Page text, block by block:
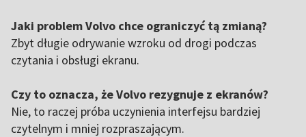
Jaki problem Volvo chce ograniczyć tą zmianą?
Zbyt długie odrywanie wzroku od drogi podczas
czytania i obsługi ekranu.
Czy to oznacza, że Volvo rezygnuje z ekranów?
Nie, to raczej próba uczynienia interfejsu bardziej
czytelnym i mniej rozpraszającym.